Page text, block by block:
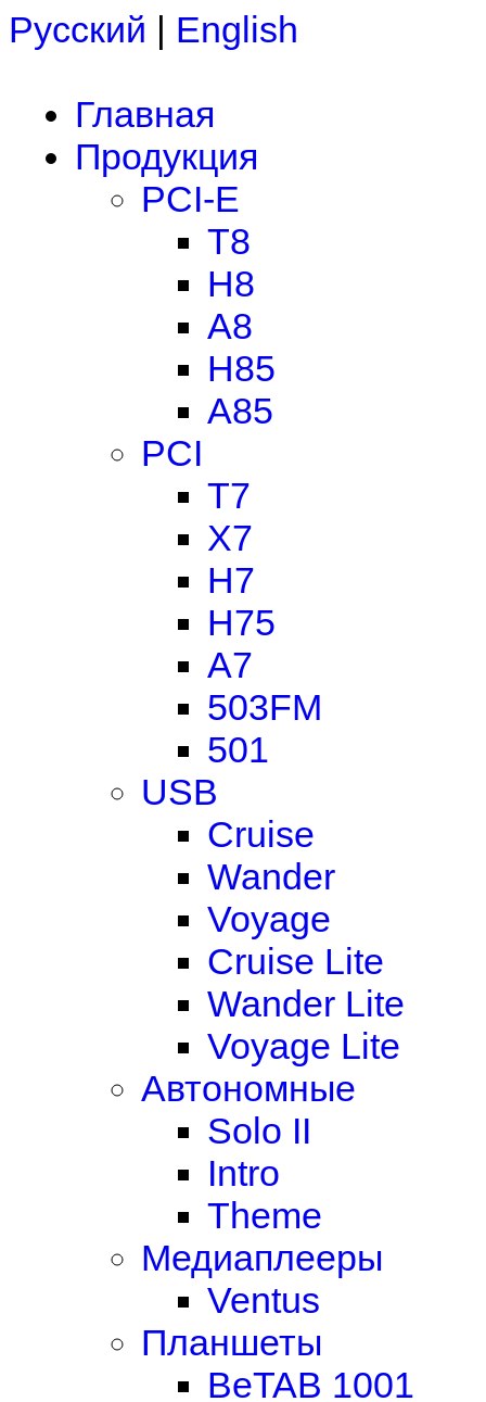
Русский | English
Главная
Продукция
PCI-E
T8
H8
A8
H85
A85
PCI
T7
X7
H7
H75
A7
503FM
501
USB
Cruise
Wander
Voyage
Cruise Lite
Wander Lite
Voyage Lite
Автономные
Solo II
Intro
Theme
Медиаплееры
Ventus
Планшеты
BeTAB 1001